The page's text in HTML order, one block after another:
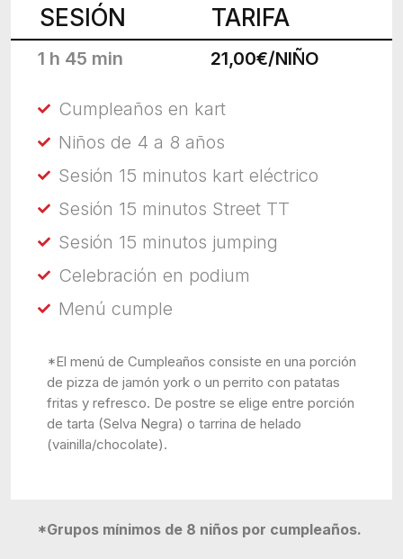
SESIÓN TARIFA
1 h 45 min 21,00€/NIÑO
Cumpleaños en kart
Niños de 4 a 8 años
Sesión 15 minutos kart eléctrico
Sesión 15 minutos Street TT
Sesión 15 minutos jumping
Celebración en podium
Menú cumple
*El menú de Cumpleaños consiste en una porción
de pizza de jamón york o un perrito con patatas
fritas y refresco. De postre se elige entre porción
de tarta (Selva Negra) o tarrina de helado
(vainilla/chocolate).
*Grupos mínimos de 8 niños por cumpleaños.